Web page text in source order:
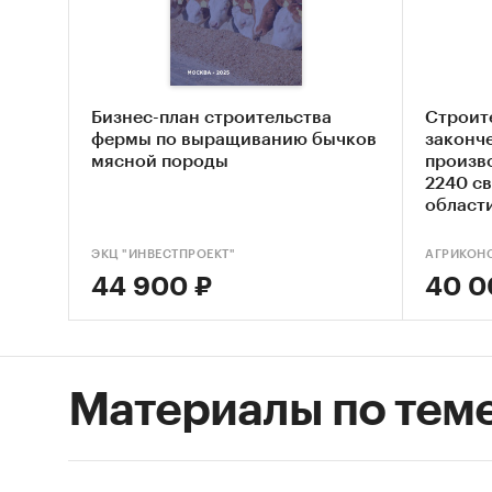
в
Бизнес-план строительства
фермы по выращиванию бычков
мясной породы
ЭКЦ "ИНВЕСТПРОЕКТ"
44 900 ₽
2240
40
Материалы по